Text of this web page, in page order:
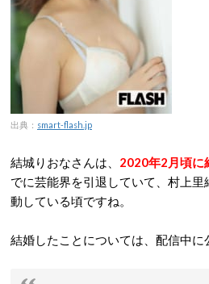
出典： smart-flash.jp
結城りおなさんは、 2020年2月頃に
でに芸能界を引退していて、村上
動している頃ですね。
結婚したことについては、配信中に